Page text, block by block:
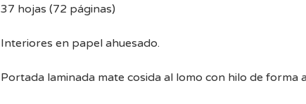
37 hojas (72 páginas)
Interiores en papel ahuesado.
Portada laminada mate cosida al lomo con hilo de forma